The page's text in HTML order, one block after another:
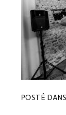
POSTÉ